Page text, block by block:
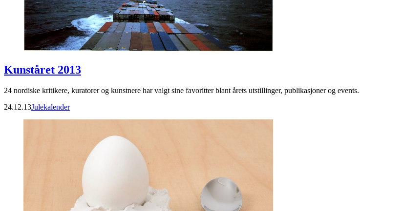
Kunståret 2013
24 nordiske kritikere, kuratorer og kunstnere har valgt sine favoritter blant årets utstillinger, publikasjoner og events.
24.12.13Julekalender